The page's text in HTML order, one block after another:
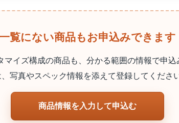
一覧にない商品もお申込みできます
マイズ構成の商品も、分かる範囲の情報で申
写真やスペック情報を添えて登録してください
商品情報を入力して申込む